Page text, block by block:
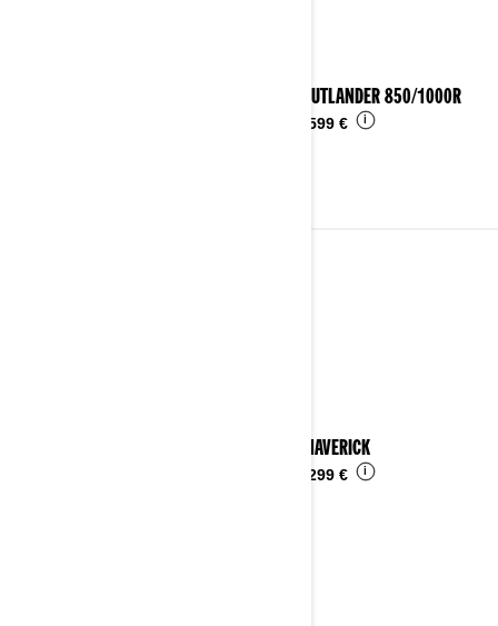
2025 OUTLANDER 850/1000R
14.599 € i
2024 MAVERICK
29.299 € i